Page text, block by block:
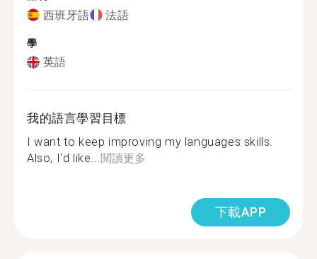
西班牙語 法語
學
英語
我的語言學習目標
I want to keep improving my languages skills.
Also, I'd like...閱讀更多
下載APP